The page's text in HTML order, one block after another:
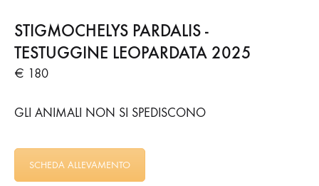
STIGMOCHELYS PARDALIS -
TESTUGGINE LEOPARDATA 2025
€ 180
GLI ANIMALI NON SI SPEDISCONO
SCHEDA ALLEVAMENTO